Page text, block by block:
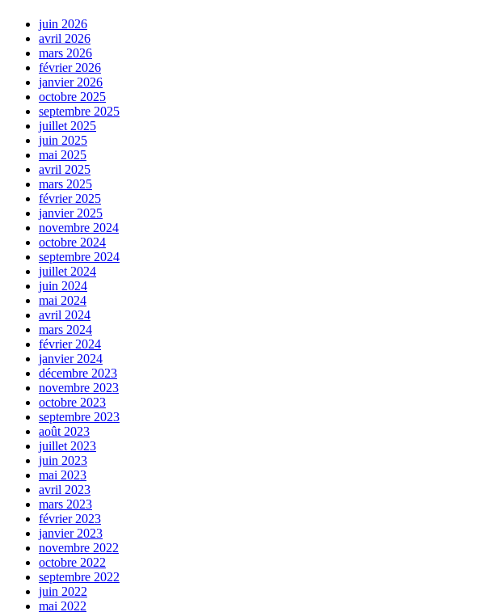
juin 2026
avril 2026
mars 2026
février 2026
janvier 2026
octobre 2025
septembre 2025
juillet 2025
juin 2025
mai 2025
avril 2025
mars 2025
février 2025
janvier 2025
novembre 2024
octobre 2024
septembre 2024
juillet 2024
juin 2024
mai 2024
avril 2024
mars 2024
février 2024
janvier 2024
décembre 2023
novembre 2023
octobre 2023
septembre 2023
août 2023
juillet 2023
juin 2023
mai 2023
avril 2023
mars 2023
février 2023
janvier 2023
novembre 2022
octobre 2022
septembre 2022
juin 2022
mai 2022